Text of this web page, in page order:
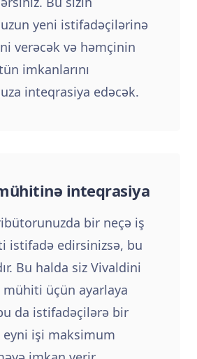
yeni istifadəçilərinə
verəcək və həmçinin
imkanlarını
inteqrasiya edəcək.
inteqrasiya
bir neçə iş
istifadə edirsinizsə, bu
Bu halda siz Vivaldini
mühiti üçün ayarlaya
da istifadəçilərə bir
işi maksimum